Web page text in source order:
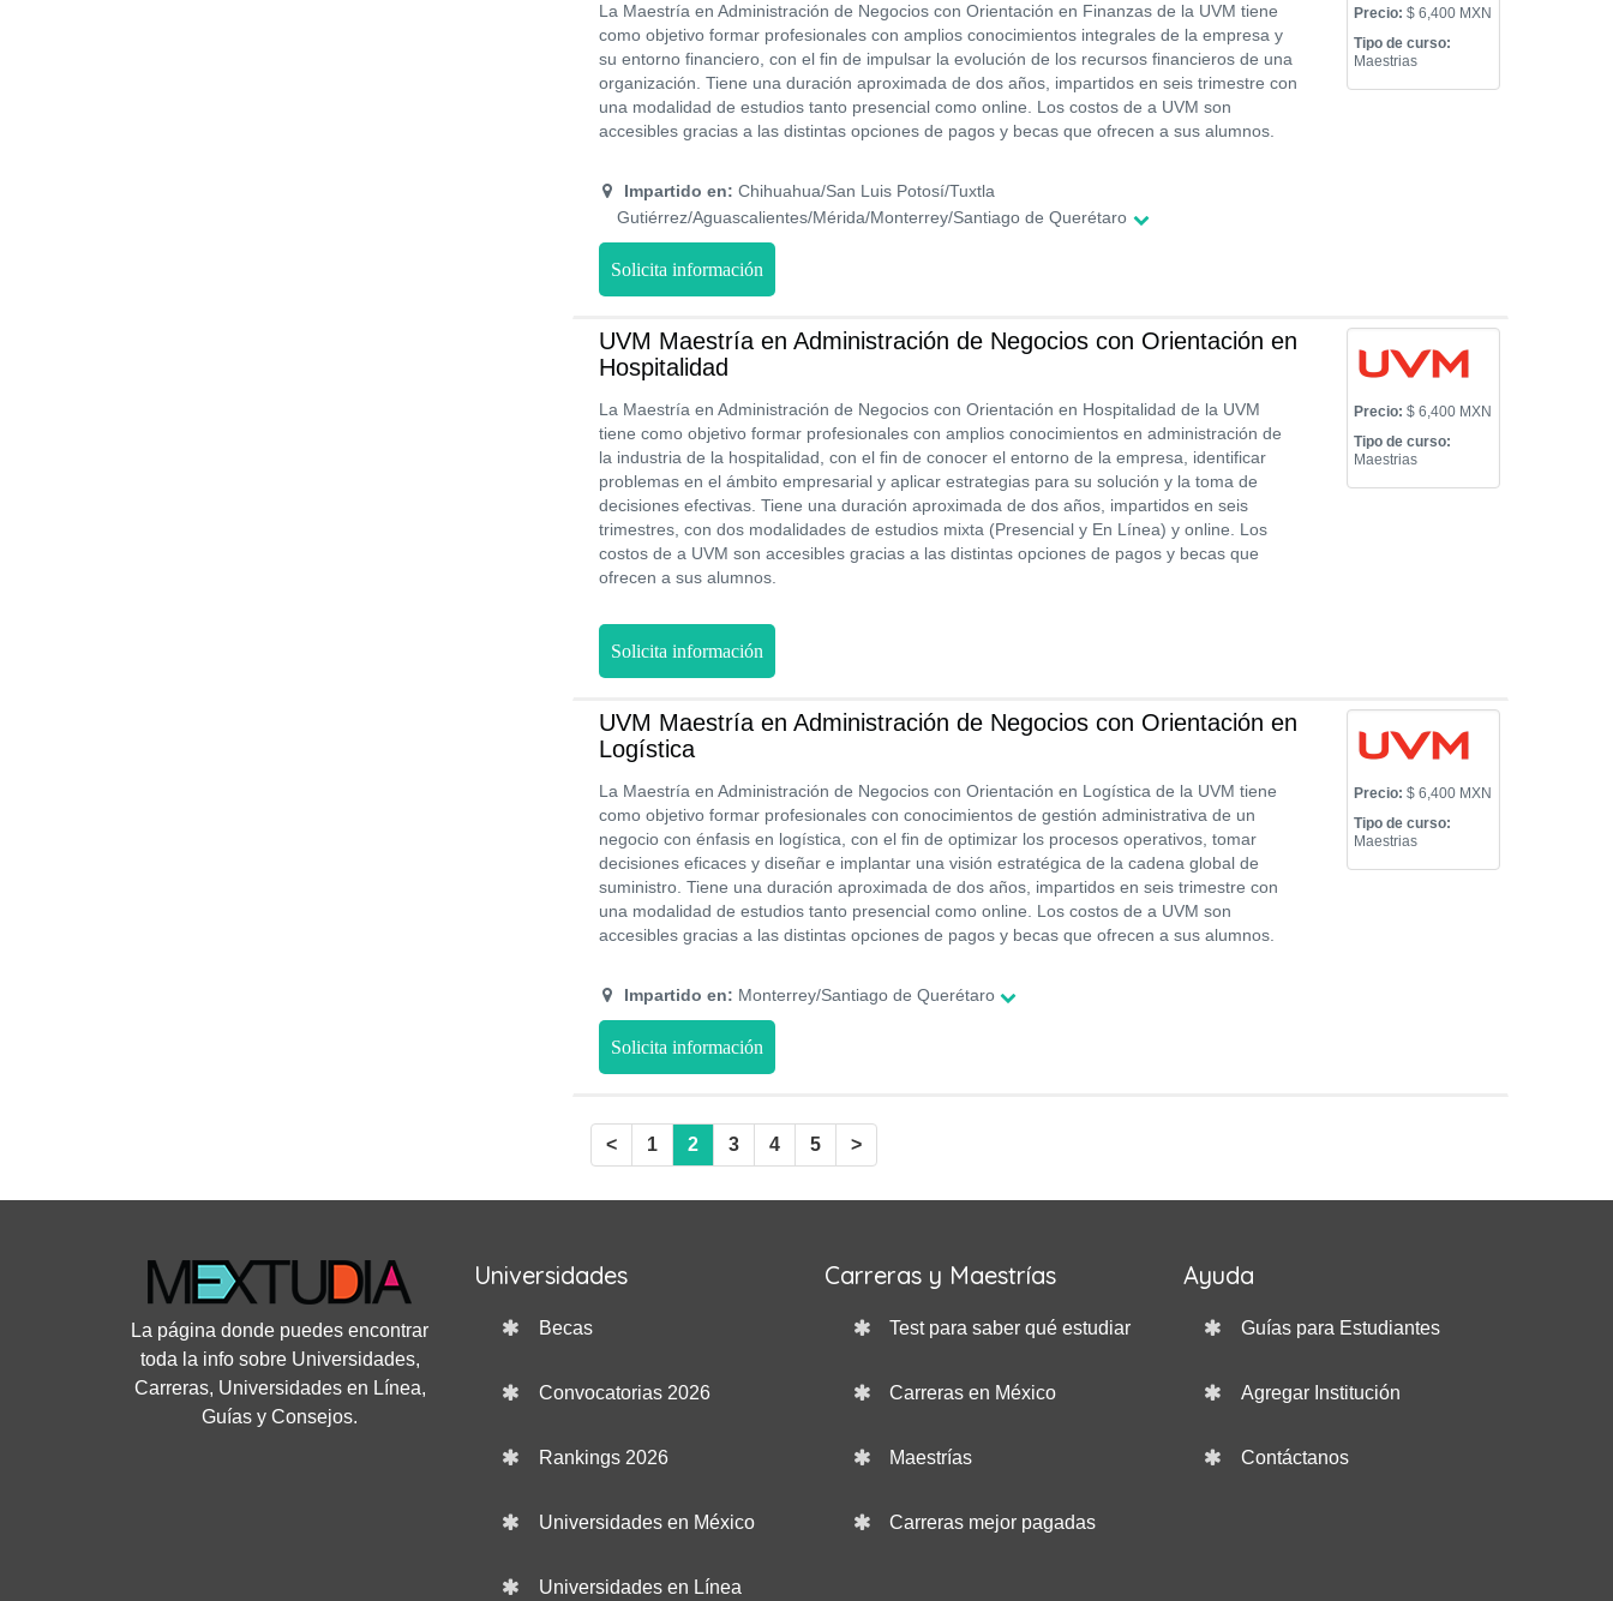
La Maestría en Administración de Negocios con Orientación en Finanzas de la UVM tiene
como objetivo formar profesionales con amplios conocimientos integrales de la empresa y
su entorno financiero, con el fin de impulsar la evolución de los recursos financieros de una
organización. Tiene una duración aproximada de dos años, impartidos en seis trimestre con
una modalidad de estudios tanto presencial como online. Los costos de a UVM son
accesibles gracias a las distintas opciones de pagos y becas que ofrecen a sus alumnos.
Impartido en: Chihuahua/San Luis Potosí/Tuxtla
Gutiérrez/Aguascalientes/Mérida/Monterrey/Santiago de Querétaro
Precio: $ 6,400 MXN
Tipo de curso:
Maestrias
Solicita información
UVM Maestría en Administración de Negocios con Orientación en
Hospitalidad
La Maestría en Administración de Negocios con Orientación en Hospitalidad de la UVM
tiene como objetivo formar profesionales con amplios conocimientos en administración de
la industria de la hospitalidad, con el fin de conocer el entorno de la empresa, identificar
problemas en el ámbito empresarial y aplicar estrategias para su solución y la toma de
decisiones efectivas. Tiene una duración aproximada de dos años, impartidos en seis
trimestres, con dos modalidades de estudios mixta (Presencial y En Línea) y online. Los
costos de a UVM son accesibles gracias a las distintas opciones de pagos y becas que
ofrecen a sus alumnos.
Precio: $ 6,400 MXN
Tipo de curso:
Maestrias
Solicita información
UVM Maestría en Administración de Negocios con Orientación en
Logística
La Maestría en Administración de Negocios con Orientación en Logística de la UVM tiene
como objetivo formar profesionales con conocimientos de gestión administrativa de un
negocio con énfasis en logística, con el fin de optimizar los procesos operativos, tomar
decisiones eficaces y diseñar e implantar una visión estratégica de la cadena global de
suministro. Tiene una duración aproximada de dos años, impartidos en seis trimestre con
una modalidad de estudios tanto presencial como online. Los costos de a UVM son
accesibles gracias a las distintas opciones de pagos y becas que ofrecen a sus alumnos.
Impartido en: Monterrey/Santiago de Querétaro
Precio: $ 6,400 MXN
Tipo de curso:
Maestrias
Solicita información
< 1 2 3 4 5 >
La página donde puedes encontrar
toda la info sobre Universidades,
Carreras, Universidades en Línea,
Guías y Consejos.
Universidades
Becas
Convocatorias 2026
Rankings 2026
Universidades en México
Universidades en Línea
Carreras y Maestrías
Test para saber qué estudiar
Carreras en México
Maestrías
Carreras mejor pagadas
Ayuda
Guías para Estudiantes
Agregar Institución
Contáctanos